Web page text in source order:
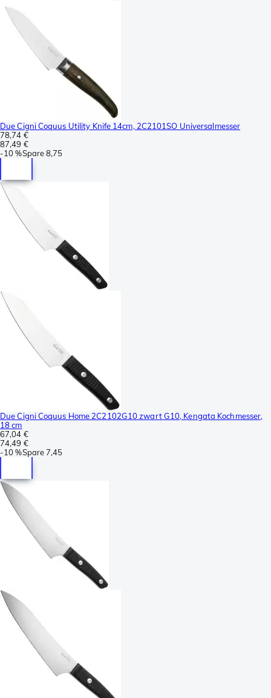
Due Cigni Coquus Utility Knife 14cm, 2C2101SO Universalmesser
78,74 €
87,49 €
-10 %Spare8,75
Due Cigni Coquus Home 2C2102G10 zwart G10, Kengata Kochmesser,
18 cm
67,04 €
74,49 €
-10 %Spare7,45